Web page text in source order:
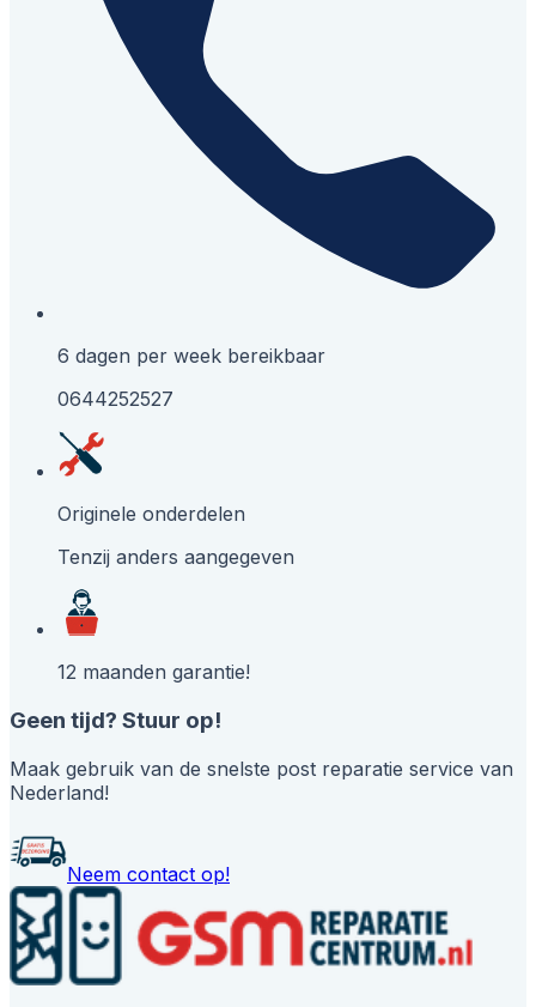
6 dagen per week bereikbaar
0644252527
Originele onderdelen
Tenzij anders aangegeven
12 maanden garantie!
Geen tijd? Stuur op!
Maak gebruik van de snelste post reparatie service van
Nederland!
Neem contact op!